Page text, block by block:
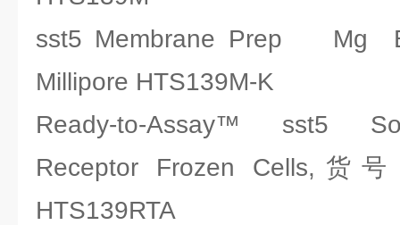
sst5 Membrane Prep Mg
Millipore HTS139M-K
Ready-to-Assay™ sst5
Receptor Frozen Cells,货
HTS139RTA